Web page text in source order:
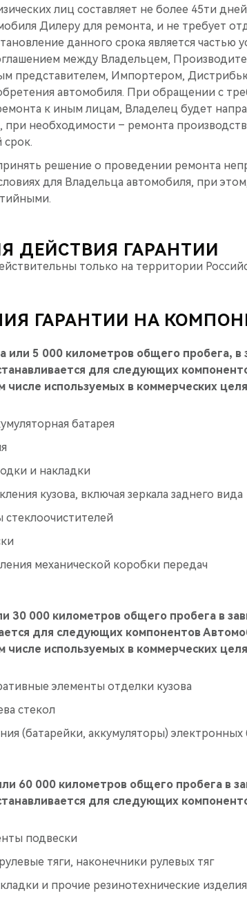
лиц составляет не более 45ти
Дилеру для ремонта, и не требует
данного срока является частью
между Владельцем,
представителем, Импортером,
автомобиля. При обращении с
к иным лицам, Владелец будет
при необходимости – ремонта
срок.
решение о проведении ремонта
для Владельца автомобиля, при
ДЕЙСТВИЯ ГАРАНТИИ
только на территории
ГАРАНТИИ НА
или 5 000 километров общего пробега, в
для следующих
числе используемых в коммерческих
батарея
и накладки
кузова, включая зеркала заднего вида
механической коробки передач
30 000 километров общего пробега в
для следующих компонентов
числе используемых в коммерческих
элементы отделки кузова
стекол
(батарейки, аккумуляторы)
60 000 километров общего пробега в
для следующих
подвески
тяги, наконечники рулевых тяг
и прочие резинотехнические изделия